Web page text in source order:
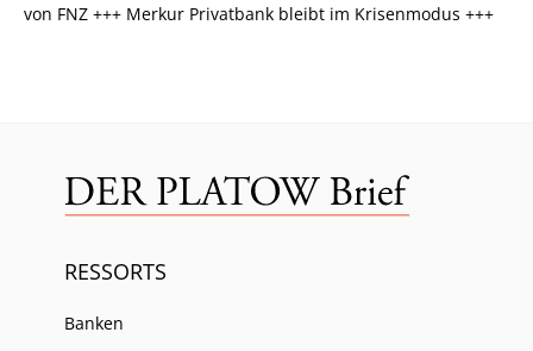
von FNZ +++ Merkur Privatbank bleibt im Krisenmodus +++
RESSORTS
Banken